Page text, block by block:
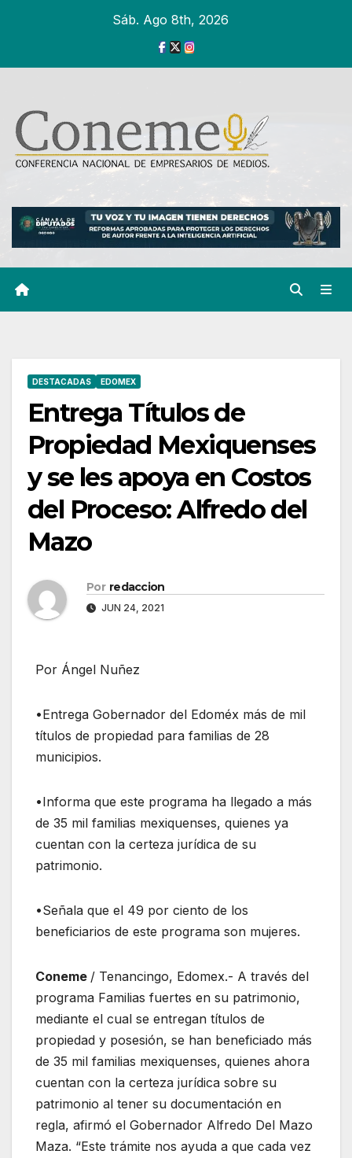
Sáb. Ago 8th, 2026
DESTACADAS EDOMEX
Entrega Títulos de
Propiedad Mexiquenses
y se les apoya en Costos
del Proceso: Alfredo del
Mazo
Por redaccion
JUN 24, 2021
Por Ángel Nuñez
•Entrega Gobernador del Edoméx más de mil
títulos de propiedad para familias de 28
municipios.
•Informa que este programa ha llegado a más
de 35 mil familias mexiquenses, quienes ya
cuentan con la certeza jurídica de su
patrimonio.
•Señala que el 49 por ciento de los
beneficiarios de este programa son mujeres.
Coneme / Tenancingo, Edomex.- A través del
programa Familias fuertes en su patrimonio,
mediante el cual se entregan títulos de
propiedad y posesión, se han beneficiado más
de 35 mil familias mexiquenses, quienes ahora
cuentan con la certeza jurídica sobre su
patrimonio al tener su documentación en
regla, afirmó el Gobernador Alfredo Del Mazo
Maza. “Este trámite nos ayuda a que cada vez